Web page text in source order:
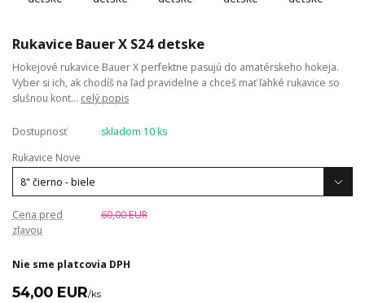
Rukavice Bauer X S24 detske
Hokejové rukavice Bauer X perfektne pasujú do amatérskeho hokeja.
Vyber si ich, ak chodíš na ľad pravidelne a chceš mať ľahké rukavice so
slušnou kont... celý popis
Dostupnosť
skladom 10 ks
Rukavice Nove
Cena pred
zľavou
60,00 EUR
Nie sme platcovia DPH
54,00 EUR/ks